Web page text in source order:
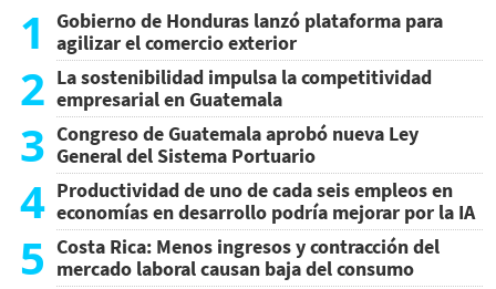
1
Gobierno de Honduras lanzó plataforma para
agilizar el comercio exterior
2 La sostenibilidad impulsa la competitividad
empresarial en Guatemala
3 Congreso de Guatemala aprobó nueva Ley
General del Sistema Portuario
4 Productividad de uno de cada seis empleos en
economías en desarrollo podría mejorar por la IA
5 Costa Rica: Menos ingresos y contracción del
mercado laboral causan baja del consumo